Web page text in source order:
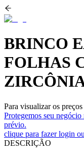
BRINCO
FOLHAS
Para visualizar os
Protegemos seu
prévio.
clique para fazer login
DESCRIÇÃO